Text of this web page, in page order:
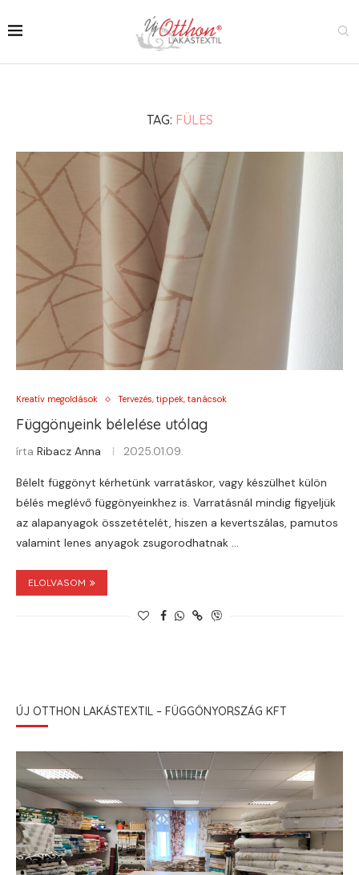
TAG: FÜLES
Kreatív megoldások Tervezés, tippek, tanácsok
Függönyeink bélelése utólag
írta Ribacz Anna 2025.01.09.
Bélelt függönyt kérhetünk varratáskor, vagy készülhet külön
bélés meglévő függönyeinkhez is. Varratásnál mindig figyeljük
az alapanyagok összetételét, hiszen a kevertszálas, pamutos
valamint lenes anyagok zsugorodhatnak …
ELOLVASOM
ÚJ OTTHON LAKÁSTEXTIL – FÜGGÖNYORSZÁG KFT